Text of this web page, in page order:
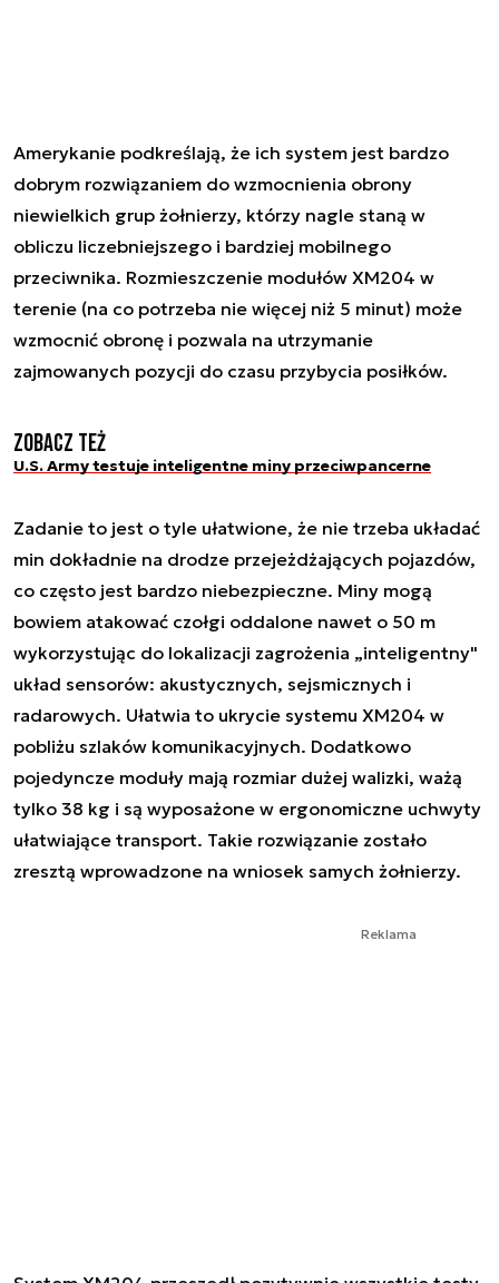
Amerykanie podkreślają, że ich system jest bardzo
dobrym rozwiązaniem do wzmocnienia obrony
niewielkich grup żołnierzy, którzy nagle staną w
obliczu liczebniejszego i bardziej mobilnego
przeciwnika. Rozmieszczenie modułów XM204 w
terenie (na co potrzeba nie więcej niż 5 minut) może
wzmocnić obronę i pozwala na utrzymanie
zajmowanych pozycji do czasu przybycia posiłków.
Zobacz też
U.S. Army testuje inteligentne miny przeciwpancerne
Zadanie to jest o tyle ułatwione, że nie trzeba układać
min dokładnie na drodze przejeżdżających pojazdów,
co często jest bardzo niebezpieczne. Miny mogą
bowiem atakować czołgi oddalone nawet o 50 m
wykorzystując do lokalizacji zagrożenia „inteligentny"
układ sensorów: akustycznych, sejsmicznych i
radarowych. Ułatwia to ukrycie systemu XM204 w
pobliżu szlaków komunikacyjnych. Dodatkowo
pojedyncze moduły mają rozmiar dużej walizki, ważą
tylko 38 kg i są wyposażone w ergonomiczne uchwyty
ułatwiające transport. Takie rozwiązanie zostało
zresztą wprowadzone na wniosek samych żołnierzy.
Reklama